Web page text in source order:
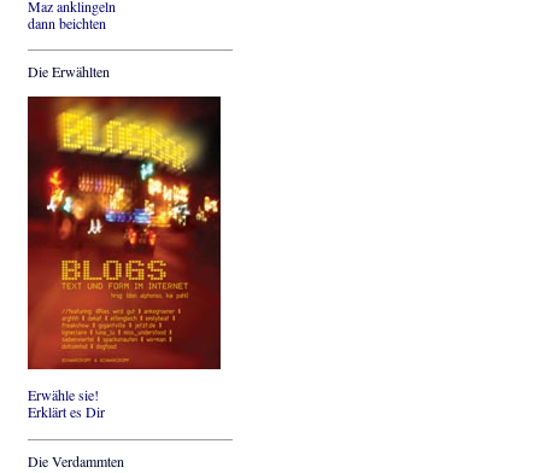
Maz anklingeln
dann beichten
Die Erwählten
Erwähle sie!
Erklärt es Dir
Die Verdammten